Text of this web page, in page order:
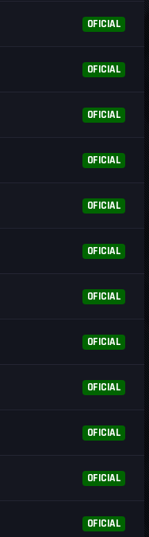
OFICIAL
OFICIAL
OFICIAL
OFICIAL
OFICIAL
OFICIAL
OFICIAL
OFICIAL
OFICIAL
OFICIAL
OFICIAL
OFICIAL